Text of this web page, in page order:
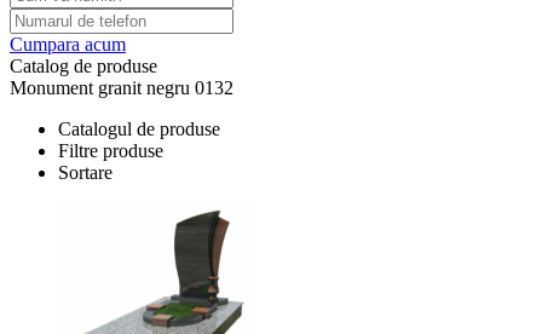
Cumpara acum
Catalog de produse
Monument granit negru 0132
Catalogul de produse
Filtre produse
Sortare